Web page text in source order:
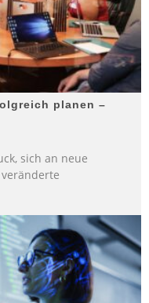
planen –
sich an neue